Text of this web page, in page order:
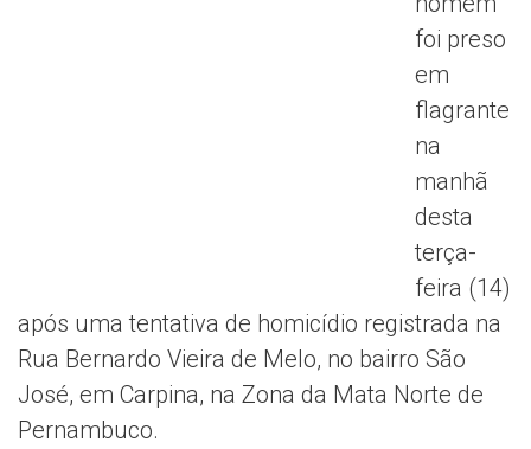
foi preso
em
flagrante
na
manhã
desta
terça-
feira (14)
após uma tentativa de homicídio registrada na
Rua Bernardo Vieira de Melo, no bairro São
José, em Carpina, na Zona da Mata Norte de
Pernambuco.